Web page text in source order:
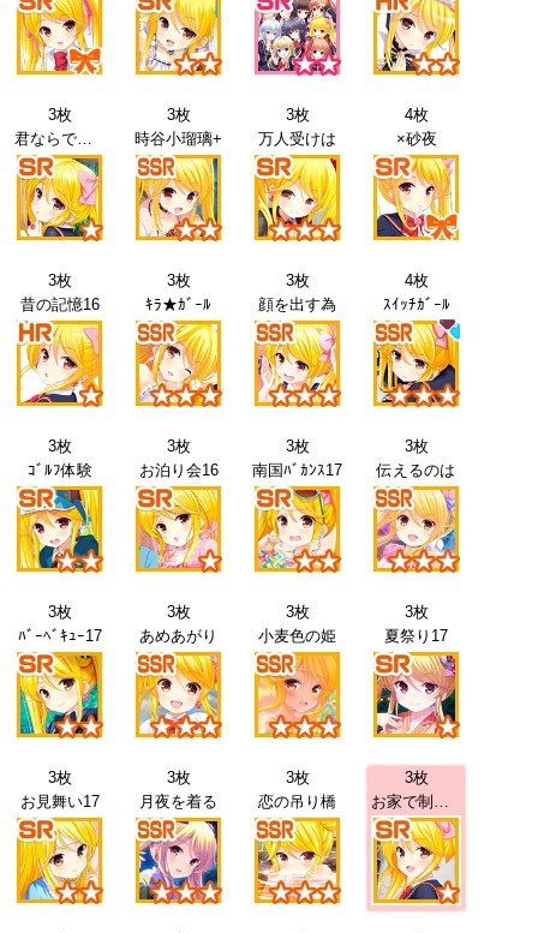
3枚
君ならできる
3枚
時谷小瑠璃+
3枚
万人受けは
4枚
×砂夜
3枚
昔の記憶16
3枚
ｷﾗ★ｶﾞｰﾙ
3枚
顔を出す為
4枚
ｽｲｯﾁｶﾞｰﾙ
3枚
ｺﾞﾙﾌ体験
3枚
お泊り会16
3枚
南国ﾊﾞｶﾝｽ17
3枚
伝えるのは
3枚
ﾊﾞｰﾍﾞｷｭｰ17
3枚
あめあがり
3枚
小麦色の姫
3枚
夏祭り17
3枚
お見舞い17
3枚
月夜を着る
3枚
恋の吊り橋
3枚
お家で制服17